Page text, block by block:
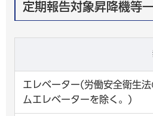
定期報告対象昇降機等
エレベーター(労働安全衛生
ムエレベーターを除く。)